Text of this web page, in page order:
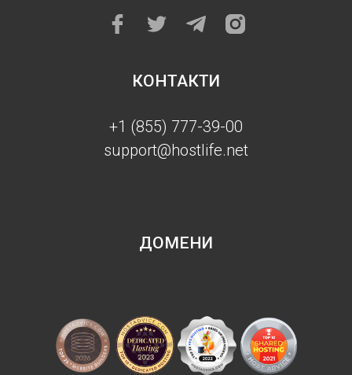
КОНТАКТИ
+1 (855) 777-39-00
support@hostlife.net
ДОМЕНИ